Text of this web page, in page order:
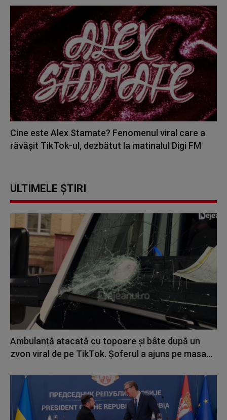
Cine este Alex Stamate? Fenomenul viral care a
răvășit TikTok-ul, dezbătut la matinalul Digi FM
ULTIMELE ȘTIRI
Ambulanță atacată cu topoare și bâte după un
zvon viral de pe TikTok. Șoferul a ajuns pe masa...